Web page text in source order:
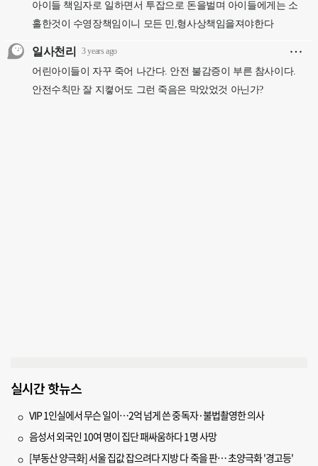
실시간 핫뉴스
VIP 1인실에서 무슨 일이…2억 넘게 쓴 중독자·불법촬영한 의사
음성서 외국인 10여 명이 집단 패싸움하다 1명 사망
[부동산 양극화] 서울 집값 잡으려다 지방 다 죽을 판… 초양극화 '경고등'